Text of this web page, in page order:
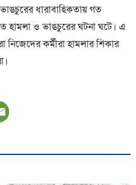
ধারাবাহিকতায় গত
হামলা ও ভাঙচুরের ঘটনা ঘটে। এ
নিজেদের কর্মীরা হামলার শিকার